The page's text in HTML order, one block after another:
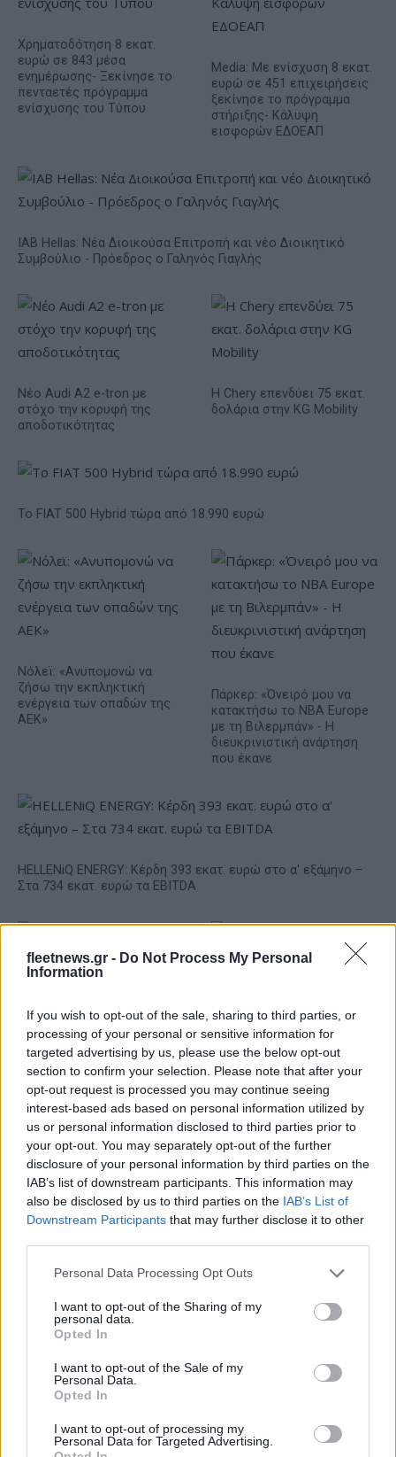
fleetnews.gr - Do Not Process My Personal
Information
If you wish to opt-out of the sale, sharing to third parties, or
processing of your personal or sensitive information for
targeted advertising by us, please use the below opt-out
section to confirm your selection. Please note that after your
opt-out request is processed you may continue seeing
interest-based ads based on personal information utilized by
us or personal information disclosed to third parties prior to
your opt-out. You may separately opt-out of the further
disclosure of your personal information by third parties on the
IAB’s list of downstream participants. This information may
also be disclosed by us to third parties on the IAB’s List of
Downstream Participants that may further disclose it to other
Please note that this website/app uses one or more Google
not limited to your visit or usage behaviour. You may click to
grant or deny consent to Google and its third-party tags to
use your data for below specified purposes in below Google
consent section.
Personal Data Processing Opt Outs
I want to opt-out of the Sharing of my
personal data.
Opted In
I want to opt-out of the Sale of my
Personal Data.
Opted In
I want to opt-out of processing my
Personal Data for Targeted Advertising.
Χρηματοδότηση 8 εκατ.
ευρώ σε 843 μέσα
ενημέρωσης- Ξεκίνησε το
πενταετές πρόγραμμα
ενίσχυσης του Τύπου
Media: Με ενίσχυση 8 εκατ.
ευρώ σε 451 επιχειρήσεις
ξεκίνησε το πρόγραμμα
στήριξης- Κάλυψη
εισφορών ΕΔΟΕΑΠ
IAB Hellas: Νέα Διοικούσα Επιτροπή και νέο Διοικητικό
Συμβούλιο - Πρόεδρος ο Γαληνός Γιαγλής
Νέο Audi A2 e-tron με
στόχο την κορυφή της
αποδοτικότητας
Η Chery επενδύει 75 εκατ.
δολάρια στην KG Mobility
Το FIAT 500 Hybrid τώρα από 18.990 ευρώ
Νόλεϊ: «Ανυπομονώ να
ζήσω την εκπληκτική
ενέργεια των οπαδών της
ΑΕΚ»
Πάρκερ: «Όνειρό μου να
κατακτήσω το ΝΒΑ Europe
με τη Βιλερμπάν» - Η
διευκρινιστική ανάρτηση
που έκανε
HELLENiQ ENERGY: Κέρδη 393 εκατ. ευρώ στο α' εξάμηνο –
Στα 734 εκατ. ευρώ τα EBITDA
Viohalco: Αυξημένος κατά
14% ο τζίρος στο α'
εξάμηνο, στα 4,3 δισ. ευρώ
– Στα 446 εκατ. ευρώ τα
EBITDA
ΥΠΕΘΟΟ: Νέες επενδύσεις
1 δισ. ευρώ ως το 2028 για
την Ενέργεια
Η συμφωνία Arval-Athlon αναδιαμορφώνει την αγορά leasing
της αναδιάρθρωσης
18η συνεχόμενη χρονιά για